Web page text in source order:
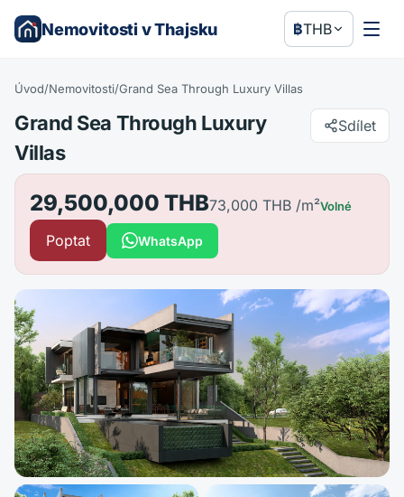
Nemovitosti v Thajsku ฿THB
Úvod/Nemovitosti/Grand Sea Through Luxury Villas
Grand Sea Through Luxury
Villas
Sdílet
29,500,000 THB73,000 THB /m²Volné
Poptat WhatsApp